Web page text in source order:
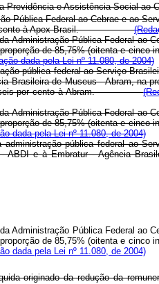
Previdência e Assistência Social ao
Pública Federal ao Cebrae e ao
por cento à Apex-Brasil.
Administração Pública Federal ao
de 85,75% (oitenta e cinco
dada pela Lei nº 11.080, de 2004)
pública federal ao Serviço
Brasileira de Museus - Abram, na
e seis por cento à Abram.
Administração Pública Federal ao
de 85,75% (oitenta e cinco
dada pela Lei nº 11.080, de 2004)
pública federal ao
e à Embratur - Agência
Administração Pública Federal ao
de 85,75% (oitenta e cinco
dada pela Lei nº 11.080, de 2004)
originado da redução da